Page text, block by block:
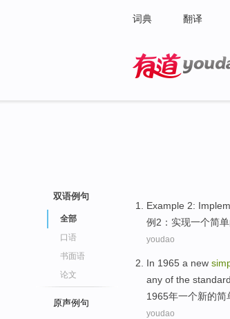
词典 翻译
双语例句
全部
口语
书面语
论文
原声例句
Example 2:
例 2 ： 实现一个简单
youdao
In 1965 a new
any of the standard
1965年一个新的简
youdao